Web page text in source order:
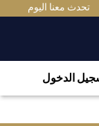
تحدث معنا اليوم
الدخول